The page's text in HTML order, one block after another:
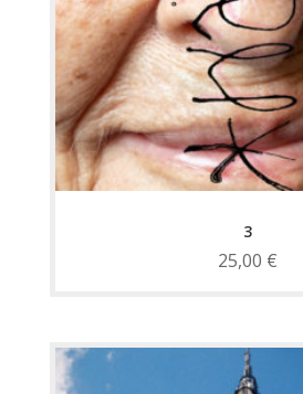
3
25,00 €